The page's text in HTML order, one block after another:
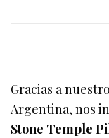
Gracias a
Argentina, nos
Stone Temple